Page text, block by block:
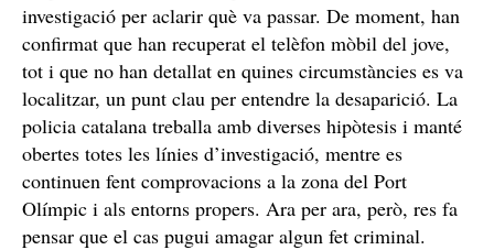
investigació per aclarir què va passar. De moment, han
confirmat que han recuperat el telèfon mòbil del jove,
tot i que no han detallat en quines circumstàncies es va
localitzar, un punt clau per entendre la desaparició. La
policia catalana treballa amb diverses hipòtesis i manté
obertes totes les línies d’investigació, mentre es
continuen fent comprovacions a la zona del Port
Olímpic i als entorns propers. Ara per ara, però, res fa
pensar que el cas pugui amagar algun fet criminal.